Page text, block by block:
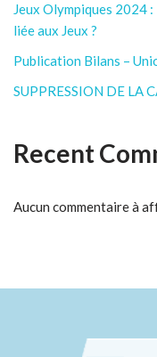
Jeux Olympiques 2024
liée aux Jeux ?
Publication Bilans –
SUPPRESSION DE LA
Recent
Aucun commentaire à